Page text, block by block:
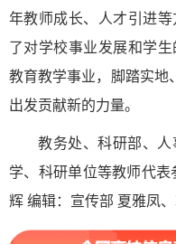
年教师成长、人才引进
了对学校事业发展和学
教育教学事业，脚踏实地
出发贡献新的力量。
教务处、科研部、
学、科研单位等教师代
辉 编辑：宣传部 夏雅凤、